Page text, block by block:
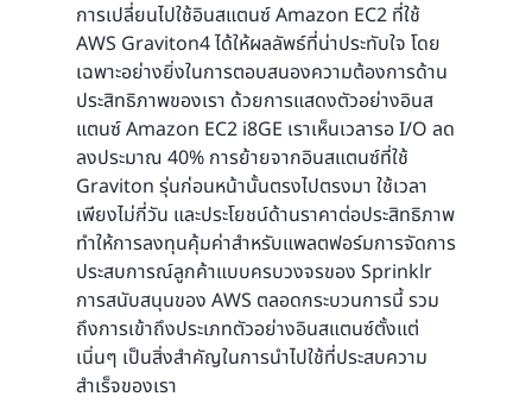
การเปลี่ยนไปใช้อินสแตนซ์ Amazon EC2 ที่ใช้
AWS Graviton4 ได้ให้ผลลัพธ์ที่น่าประทับใจ โดย
เฉพาะอย่างยิ่งในการตอบสนองความต้องการด้าน
ประสิทธิภาพของเรา ด้วยการแสดงตัวอย่างอินส
แตนซ์ Amazon EC2 i8GE เราเห็นเวลารอ I/O ลด
ลงประมาณ 40% การย้ายจากอินสแตนซ์ที่ใช้
Graviton รุ่นก่อนหน้านั้นตรงไปตรงมา ใช้เวลา
เพียงไม่กี่วัน และประโยชน์ด้านราคาต่อประสิทธิภาพ
ทำให้การลงทุนคุ้มค่าสำหรับแพลตฟอร์มการจัดการ
ประสบการณ์ลูกค้าแบบครบวงจรของ Sprinklr
การสนับสนุนของ AWS ตลอดกระบวนการนี้ รวม
ถึงการเข้าถึงประเภทตัวอย่างอินสแตนซ์ตั้งแต่
เนิ่นๆ เป็นสิ่งสำคัญในการนำไปใช้ที่ประสบความ
สำเร็จของเรา